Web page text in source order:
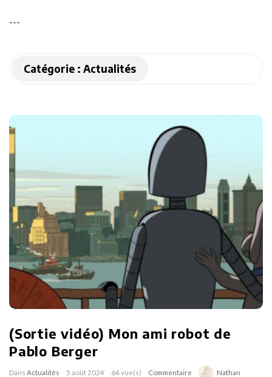
---
Catégorie : Actualités
(Sortie vidéo) Mon ami robot de
Pablo Berger
Dans Actualités 5 août 2024 64 vue(s) Commentaire Nathan